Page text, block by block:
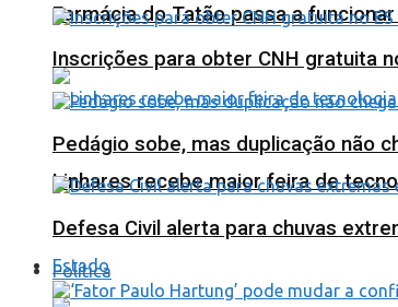
Farmácia do Tatão passa a
Linhares recebe maior feira de
Estado
Inscrições para obter CNH gratuita
Pedágio sobe, mas duplicação não
Defesa Civil alerta para chuvas
Política